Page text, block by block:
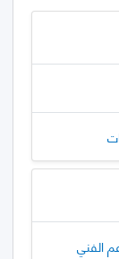
الفني